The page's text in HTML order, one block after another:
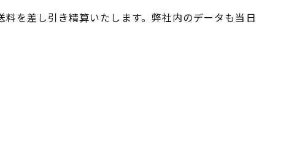
を差し引き精算いたします。弊社内のデータも当日